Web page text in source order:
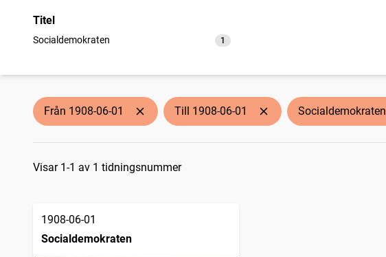
Titel
Socialdemokraten 1
träffar
Från 1908-06-01 Till 1908-06-01 Socialdemokraten
Sökresultat
Visar 1-1 av 1 tidningsnummer
1908-06-01
Socialdemokraten